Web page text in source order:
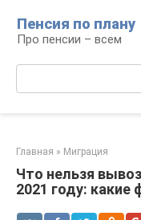
контенту
Пенсия по плану
Про пенсии – всем
Главная » Миграция
Что нельзя
2021 году: какие